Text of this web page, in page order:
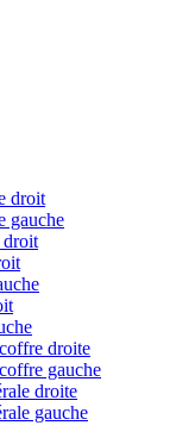
droit
gauche
droit
droite
gauche
droite
gauche